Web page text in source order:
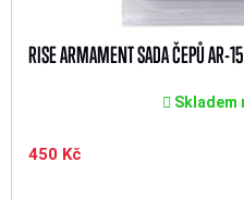
RISE ARMAMENT SADA ČEPŮ AR-15
Skladem
450 Kč